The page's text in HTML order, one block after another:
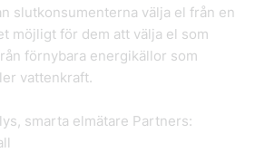
slutkonsumenterna välja el från en
möjligt för dem att välja el som
förnybara energikällor som
vattenkraft.
smarta elmätare Partners: